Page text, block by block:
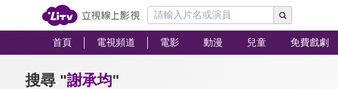
首頁 電視頻道 電影 動漫 兒童 免費戲劇
搜尋 "謝承均"